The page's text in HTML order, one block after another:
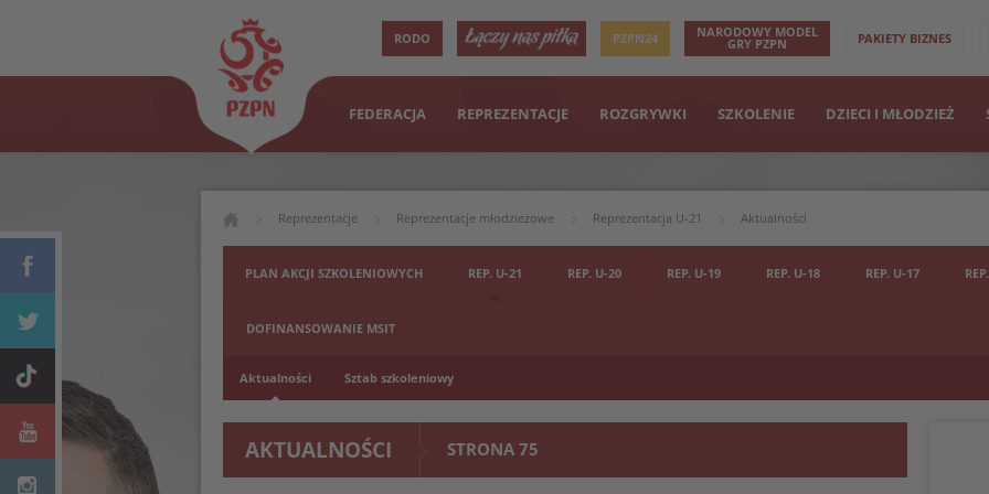
RODO PZPN24 NARODOWY MODEL
GRY PZPN PAKIETY BIZNES
FEDERACJA REPREZENTACJE ROZGRYWKI SZKOLENIE DZIECI I MŁODZIEŻ
Reprezentacje Reprezentacje młodzieżowe Reprezentacja U-21 Aktualności
PLAN AKCJI SZKOLENIOWYCH REP. U-21 REP. U-20 REP. U-19 REP. U-18 REP. U-17
DOFINANSOWANIE MSIT
Aktualności Sztab szkoleniowy
AKTUALNOŚCI STRONA 75